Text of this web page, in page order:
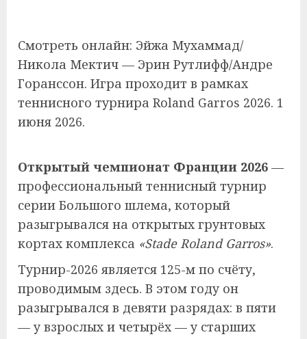
Смотреть онлайн: Эйжа Мухаммад/
Никола Мектич — Эрин Рутлифф/Андре
Горанссон. Игра проходит в рамках
теннисного турнира Roland Garros 2026. 1
июня 2026.
Открытый чемпионат Франции 2026 —
профессиональный теннисный турнир
серии Большого шлема, который
разыгрывался на открытых грунтовых
кортах комплекса «Stade Roland Garros».
Турнир-2026 является 125-м по счёту,
проводимым здесь. В этом году он
разыгрывался в девяти разрядах: в пяти
— у взрослых и четырёх — у старших